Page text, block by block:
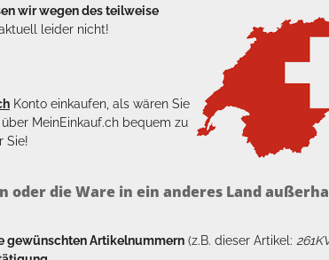
wir wegen des teilweise
leider nicht!
Konto einkaufen, als wären Sie
MeinEinkauf.ch bequem zu
Sie!
die Ware in ein anderes Land
gewünschten Artikelnummern (z.B. dieser Artikel: